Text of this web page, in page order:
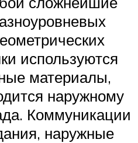
используются
материалы,
наружному
Коммуникации
наружные